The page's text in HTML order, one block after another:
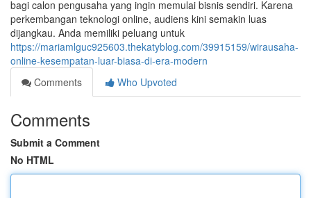
bagi calon pengusaha yang ingin memulai bisnis sendiri. Karena
perkembangan teknologi online, audiens kini semakin luas
dijangkau. Anda memiliki peluang untuk
https://mariamlguc925603.thekatyblog.com/39915159/wirausaha-
online-kesempatan-luar-biasa-di-era-modern
Comments
Who Upvoted
Comments
Submit a Comment
No HTML